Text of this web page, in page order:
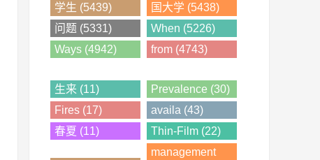
学生 (5439)
国大学 (5438)
问题 (5331)
When (5226)
Ways (4942)
from (4743)
生来 (11)
Prevalence (30)
Fires (17)
availa (43)
春夏 (11)
Thin-Film (22)
management